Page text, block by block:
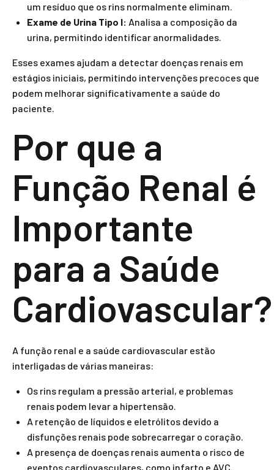
um resíduo que os rins normalmente eliminam.
Exame de Urina Tipo I: Analisa a composição da
urina, permitindo identificar anormalidades.
Esses exames ajudam a detectar doenças renais em
estágios iniciais, permitindo intervenções precoces que
podem melhorar significativamente a saúde do
paciente.
Por que a
Função Renal é
Importante
para a Saúde
Cardiovascular?
A função renal e a saúde cardiovascular estão
interligadas de várias maneiras:
Os rins regulam a pressão arterial, e problemas
renais podem levar a hipertensão.
A retenção de líquidos e eletrólitos devido a
disfunções renais pode sobrecarregar o coração.
A presença de doenças renais aumenta o risco de
eventos cardiovasculares, como infarto e AVC.